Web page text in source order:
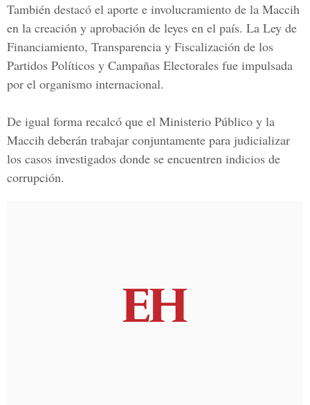
También destacó el aporte e involucramiento de la Maccih
en la creación y aprobación de leyes en el país. La Ley de
Financiamiento, Transparencia y Fiscalización de los
Partidos Políticos y Campañas Electorales fue impulsada
por el organismo internacional.
De igual forma recalcó que el Ministerio Público y la
Maccih deberán trabajar conjuntamente para judicializar
los casos investigados donde se encuentren indicios de
corrupción.